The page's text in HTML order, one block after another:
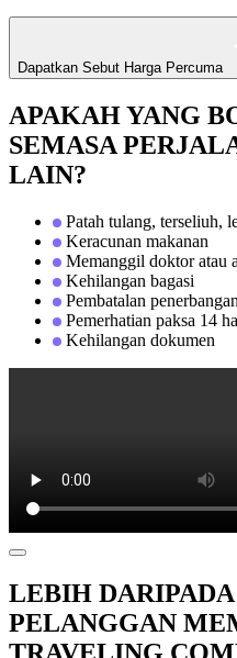
Dapatkan Sebut Harga Percuma
APAKAH YANG
SEMASA
LAIN?
Patah tulang, terseliuh,
Keracunan makanan
Memanggil doktor atau
Kehilangan bagasi
Pembatalan penerbangan
Pemerhatian paksa 14
Kehilangan dokumen
LEBIH DARIPADA
PELANGGAN
TRAVELING